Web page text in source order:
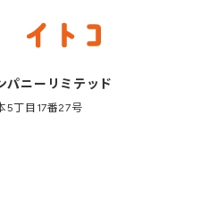
パニーリミテッド
5丁目17番27号